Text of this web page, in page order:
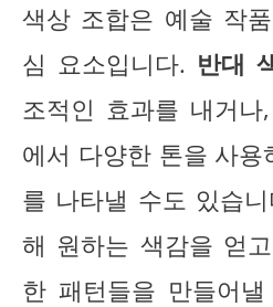
색상 조합은 예술 작
심 요소입니다. 반대
조적인 효과를 내거
에서 다양한 톤을 사
를 나타낼 수도 있습
해 원하는 색감을 얻
한 패턴들을 만들어